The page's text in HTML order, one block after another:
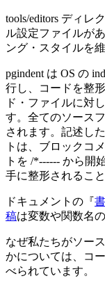
tools/editors ディレ
ル設定ファイルが
ング・スタイルを
pgindent は OS の
行し、コードを整
ド・ファイルに対
す。全てのソース
されます。記述し
トは、ブロックコ
トを /*------ から開
手に整形されるこ
ドキュメントの『
稿は変数や関数名
なぜ私たちがソー
かについては、コ
べられています。